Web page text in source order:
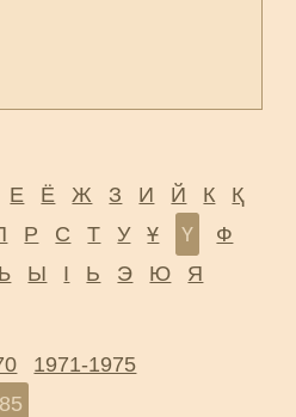
Е Ё Ж З И Й К
Қ
Р С Т У Ұ Ү
Ф
Ы І Ь Э Ю Я
1971-1975